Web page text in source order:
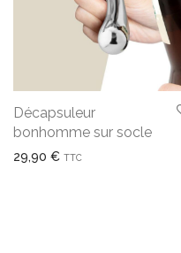
Décapsuleur
bonhomme sur socle
29,90 € TTC